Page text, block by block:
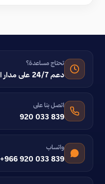
تحتاج مساعدة؟
دعم 24/7 على مدار الساعة
اتصل بنا على
920 033 839
واتساب
+966 920 033 839